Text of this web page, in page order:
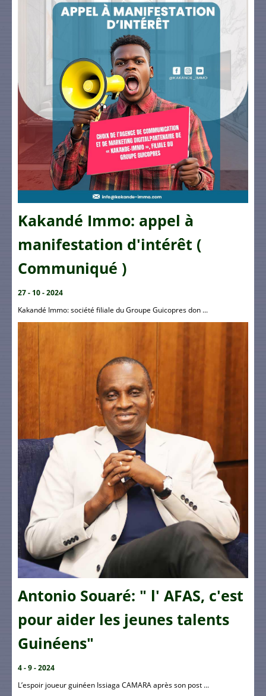
Kakandé Immo: appel à
manifestation d'intérêt (
Communiqué )
27 - 10 - 2024
Kakandé Immo: société filiale du Groupe Guicopres don ...
Antonio Souaré: " l' AFAS, c'est
pour aider les jeunes talents
Guinéens"
4 - 9 - 2024
L’espoir joueur guinéen Issiaga CAMARA après son post ...